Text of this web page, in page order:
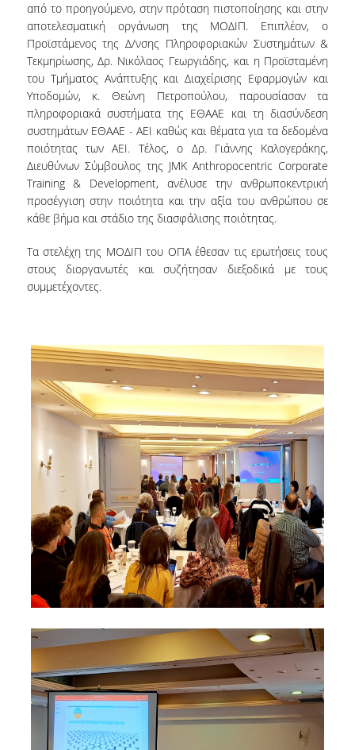
Accreditation
IQAS
Undergraduate
Postgraduate
Quality Data
Surveys
International Presence
Rankings
Corporate Social Responsibility
από το προηγούμενο, στην πρόταση πιστοποίησης και στην
αποτελεσματική οργάνωση της ΜΟΔΙΠ. Επιπλέον, ο
Προϊστάμενος της Δ/νσης Πληροφοριακών Συστημάτων &
Τεκμηρίωσης, Δρ. Νικόλαος Γεωργιάδης, και η Προϊσταμένη
του Τμήματος Ανάπτυξης και Διαχείρισης Εφαρμογών και
Υποδομών, κ. Θεώνη Πετροπούλου, παρουσίασαν τα
πληροφοριακά συστήματα της ΕΘΑΑΕ και τη διασύνδεση
συστημάτων ΕΘΑΑΕ - ΑΕΙ καθώς και θέματα για τα δεδομένα
ποιότητας των ΑΕΙ. Τέλος, ο Δρ. Γιάννης Καλογεράκης,
Διευθύνων Σύμβουλος της JMK Anthropocentric Corporate
Training & Development, ανέλυσε την ανθρωποκεντρική
προσέγγιση στην ποιότητα και την αξία του ανθρώπου σε
κάθε βήμα και στάδιο της διασφάλισης ποιότητας.
Τα στελέχη της ΜΟΔΙΠ του ΟΠΑ έθεσαν τις ερωτήσεις τους
στους διοργανωτές και συζήτησαν διεξοδικά με τους
συμμετέχοντες.